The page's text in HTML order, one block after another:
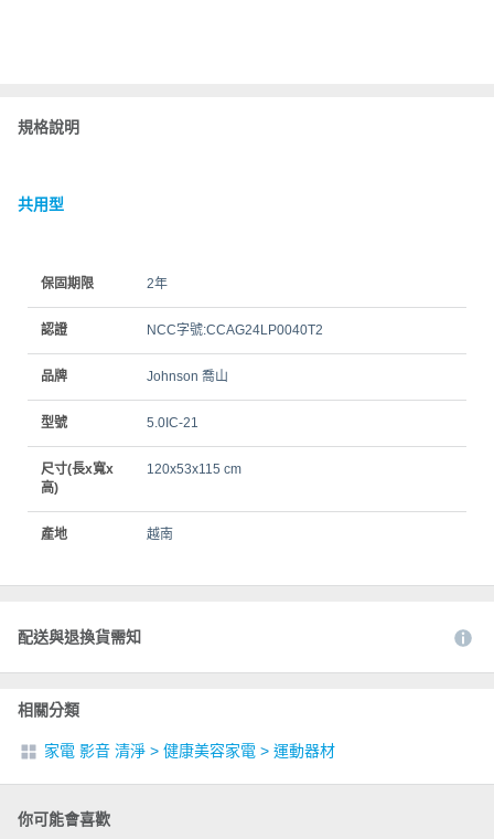
規格說明
共用型
保固期限 2年
認證 NCC字號:CCAG24LP0040T2
品牌 Johnson 喬山
型號 5.0IC-21
尺寸(長x寬x
高)
120x53x115 cm
產地 越南
配送與退換貨需知
相關分類
家電 影音 清淨 > 健康美容家電 > 運動器材
你可能會喜歡